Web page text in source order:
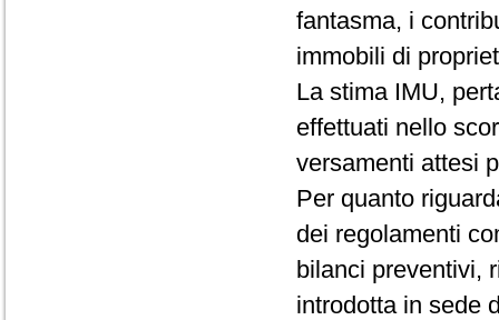
fantasma, i
immobili di
La stima IMU,
effettuati nello
versamenti attesi
Per quanto
dei regolamenti
bilanci preventivi,
introdotta in sede